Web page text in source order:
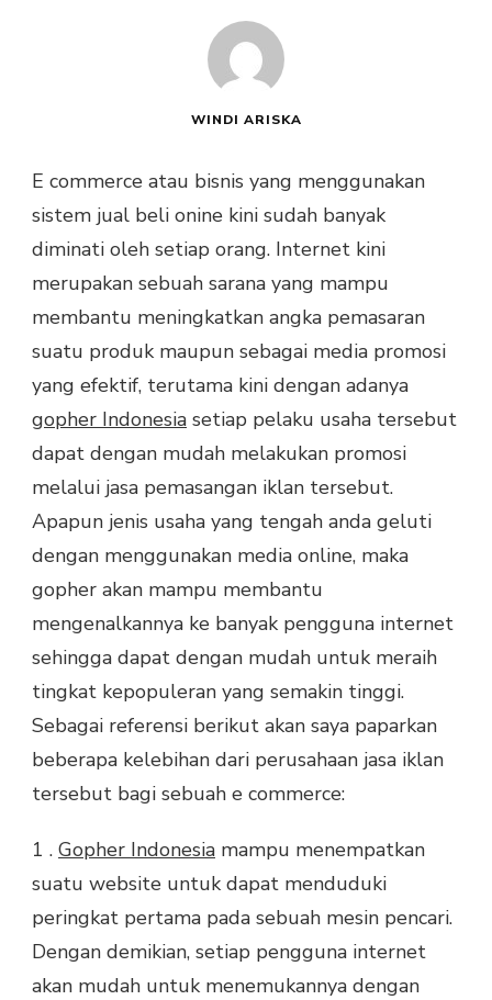
WINDI ARISKA
E commerce atau bisnis yang menggunakan
sistem jual beli onine kini sudah banyak
diminati oleh setiap orang. Internet kini
merupakan sebuah sarana yang mampu
membantu meningkatkan angka pemasaran
suatu produk maupun sebagai media promosi
yang efektif, terutama kini dengan adanya
gopher Indonesia setiap pelaku usaha tersebut
dapat dengan mudah melakukan promosi
melalui jasa pemasangan iklan tersebut.
Apapun jenis usaha yang tengah anda geluti
dengan menggunakan media online, maka
gopher akan mampu membantu
mengenalkannya ke banyak pengguna internet
sehingga dapat dengan mudah untuk meraih
tingkat kepopuleran yang semakin tinggi.
Sebagai referensi berikut akan saya paparkan
beberapa kelebihan dari perusahaan jasa iklan
tersebut bagi sebuah e commerce:
1 . Gopher Indonesia mampu menempatkan
suatu website untuk dapat menduduki
peringkat pertama pada sebuah mesin pencari.
Dengan demikian, setiap pengguna internet
akan mudah untuk menemukannya dengan